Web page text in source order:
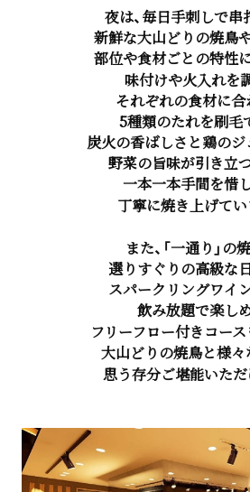
夜は、毎日手刺しで串
新鮮な大山どりの焼鳥
部位や食材ごとの特性
味付けや火入れを
それぞれの食材に合
5種類のたれを刷毛
炭火の香ばしさと鶏のジ
野菜の旨味が引き立
一本一本手間を惜
丁寧に焼き上げてい
また、「一通り」の
選りすぐりの高級な
スパークリングワイ
飲み放題で楽し
フリーフロー付きコース
大山どりの焼鳥と様々
思う存分ご堪能いただ